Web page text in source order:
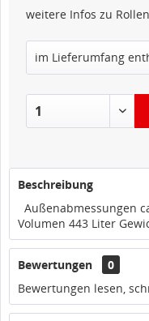
weitere Infos zu
Beschreibung
Außenabmessungen
Volumen 443 Liter
Bewertungen
0
Bewertungen lesen,